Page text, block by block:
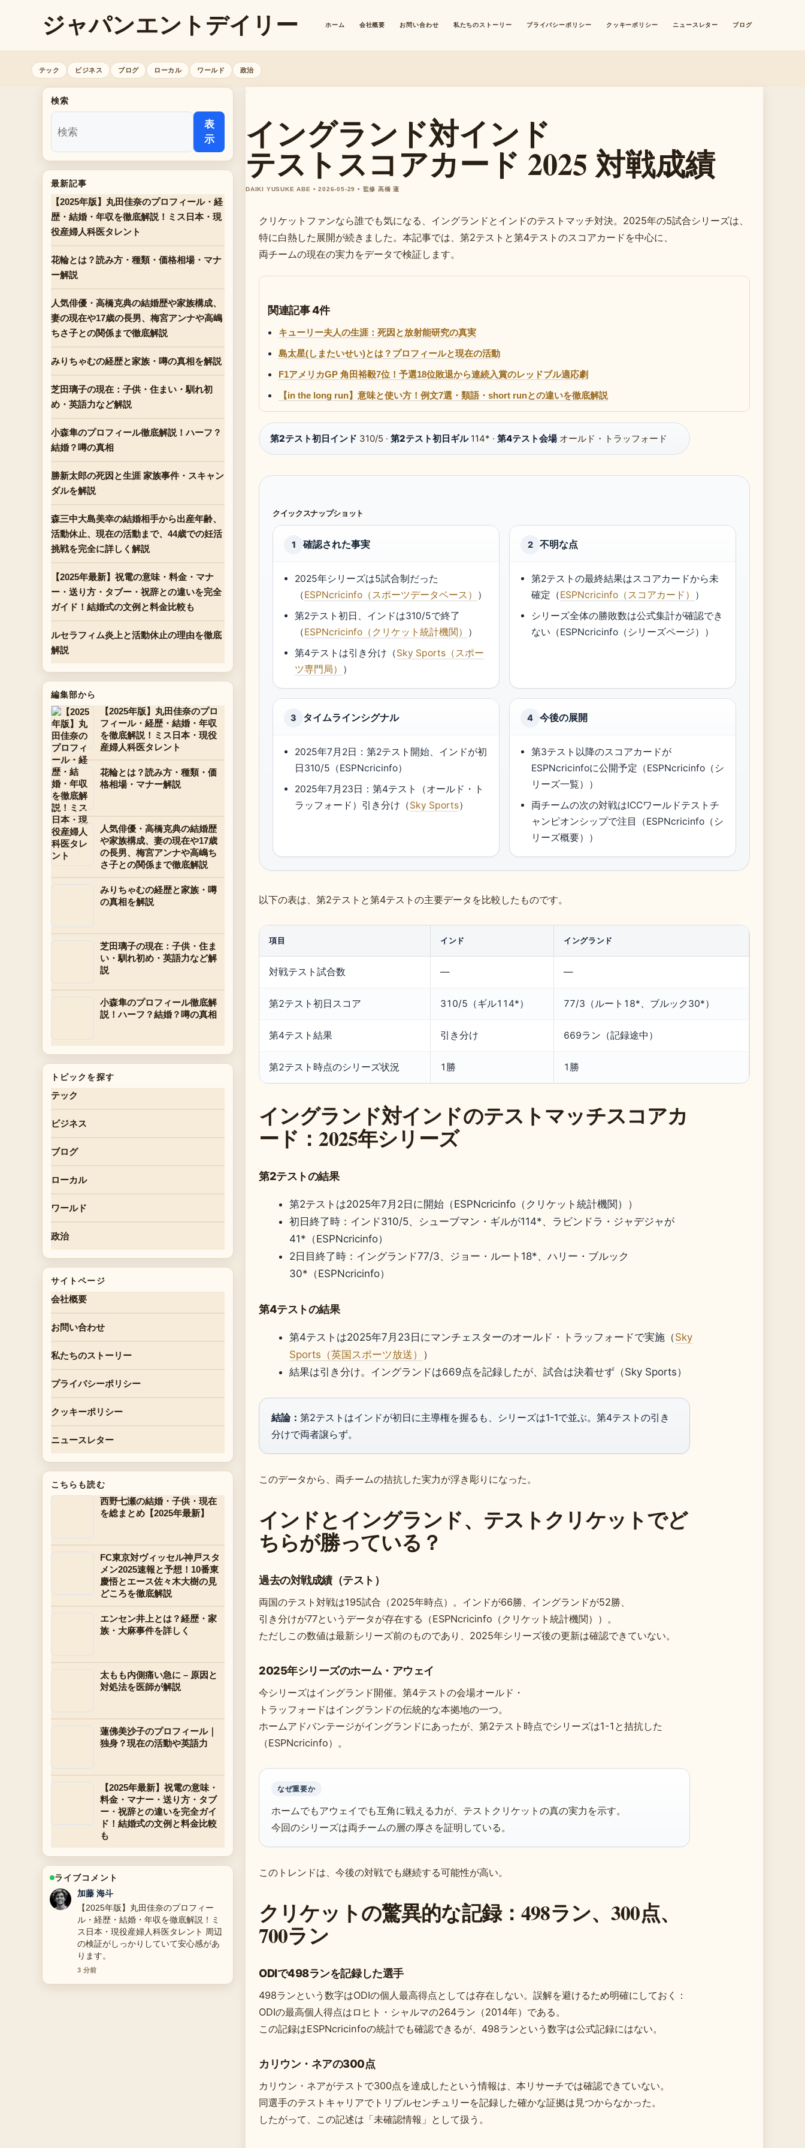
ジャパンエントデイリー ホーム 会社概要 お問い合わせ 私たちのストーリー プライバシーポリシー クッキーポリシー ニュースレター ブログ
テック ビジネス ブログ ローカル ワールド 政治
イングランド対インド
テストスコアカード 2025 対戦成績
DAIKI YUSUKE ABE • 2026-05-29 • 監修 高橋 蓮
クリケットファンなら誰でも気になる、イングランドとインドのテストマッチ対決。2025年の5試合シリーズは、
特に白熱した展開が続きました。本記事では、第2テストと第4テストのスコアカードを中心に、
両チームの現在の実力をデータで検証します。
関連記事 4件
キューリー夫人の生涯：死因と放射能研究の真実
島太星(しまたいせい)とは？プロフィールと現在の活動
F1アメリカGP 角田裕毅7位！予選18位敗退から連続入賞のレッドブル適応劇
【in the long run】意味と使い方！例文7選・類語・short runとの違いを徹底解説
第2テスト初日インド 310/5 · 第2テスト初日ギル114* · 第4テスト会場オールド・トラッフォード
クイックスナップショット
1 確認された事実
2025年シリーズは5試合制だった
（ESPNcricinfo（スポーツデータベース） ）
第2テスト初日、インドは310/5で終了
（ESPNcricinfo（クリケット統計機関） ）
第4テストは引き分け（Sky Sports（スポー
ツ専門局） ）
2 不明な点
第2テストの最終結果はスコアカードから未
確定（ESPNcricinfo（スコアカード） ）
シリーズ全体の勝敗数は公式集計が確認でき
ない（ESPNcricinfo（シリーズページ））
3 タイムラインシグナル
2025年7月2日：第2テスト開始、インドが初
日310/5（ESPNcricinfo）
2025年7月23日：第4テスト（オールド・ト
ラッフォード）引き分け（Sky Sports）
4 今後の展開
第3テスト以降のスコアカードが
ESPNcricinfoに公開予定（ESPNcricinfo（シ
リーズ一覧））
両チームの次の対戦はICCワールドテストチ
ャンピオンシップで注目（ESPNcricinfo（シ
リーズ概要））
以下の表は、第2テストと第4テストの主要データを比較したものです。
項目 インド イングランド
対戦テスト試合数 — —
第2テスト初日スコア 310/5（ギル114*） 77/3（ルート18*、ブルック30*）
第4テスト結果 引き分け 669ラン（記録途中）
第2テスト時点のシリーズ状況 1勝 1勝
イングランド対インドのテストマッチスコアカ
ード：2025年シリーズ
第2テストの結果
第2テストは2025年7月2日 に開始（ESPNcricinfo（クリケット統計機関））
初日終了時：インド310/5、シューブマン・ギルが114*、ラビンドラ・ジャデジャが
41*（ESPNcricinfo）
2日目終了時：イングランド77/3、ジョー・ルート18*、ハリー・ブルック
30*（ESPNcricinfo）
第4テストの結果
第4テストは2025年7月23日にマンチェスターのオールド・トラッフォードで実施（Sky
Sports（英国スポーツ放送） ）
結果は引き分け。イングランドは669点を記録したが、試合は決着せず（Sky Sports）
結論： 第2テストはインドが初日に主導権を握るも、シリーズは1-1で並ぶ。第4テストの引き
分けで両者譲らず。
このデータから、両チームの拮抗した実力が浮き彫りになった。
インドとイングランド、テストクリケットでど
ちらが勝っている？
過去の対戦成績（テスト）
両国のテスト対戦は195試合（2025年時点）。インドが66勝、イングランドが52勝、
引き分けが77というデータが存在する（ESPNcricinfo（クリケット統計機関））。
ただしこの数値は最新シリーズ前のものであり、2025年シリーズ後の更新は確認できていない。
2025年シリーズのホーム・アウェイ
今シリーズはイングランド開催。第4テストの会場オールド・
トラッフォードはイングランドの伝統的な本拠地の一つ。
ホームアドバンテージがイングランドにあったが、第2テスト時点でシリーズは1-1と拮抗した
（ESPNcricinfo）。
なぜ重要か
ホームでもアウェイでも互角に戦える力が、テストクリケットの真の実力を示す。
今回のシリーズは両チームの層の厚さを証明している。
このトレンドは、今後の対戦でも継続する可能性が高い。
クリケットの驚異的な記録：498ラン、300点、
700ラン
ODIで498ランを記録した選手
498ランという数字はODIの個人最高得点としては存在しない。誤解を避けるため明確にしておく：
ODIの最高個人得点はロヒト・シャルマの264ラン（2014年）である。
この記録はESPNcricinfoの統計でも確認できるが、498ランという数字は公式記録にはない。
カリウン・ネアの300点
カリウン・ネアがテストで300点を達成したという情報は、本リサーチでは確認できていない。
同選手のテストキャリアでトリプルセンチュリーを記録した確かな証拠は見つからなかった。
したがって、この記述は「未確認情報」として扱う。
検索
表
示
最新記事
【2025年版】丸田佳奈のプロフィール・経
歴・結婚・年収を徹底解説！ミス日本・現
役産婦人科医タレント
花輪とは？読み方・種類・価格相場・マナ
ー解説
人気俳優・高橋克典の結婚歴や家族構成、
妻の現在や17歳の長男、梅宮アンナや高嶋
ちさ子との関係まで徹底解説
みりちゃむの経歴と家族・噂の真相を解説
芝田璃子の現在：子供・住まい・馴れ初
め・英語力など解説
小森隼のプロフィール徹底解説！ハーフ？
結婚？噂の真相
勝新太郎の死因と生涯 家族事件・スキャン
ダルを解説
森三中大島美幸の結婚相手から出産年齢、
活動休止、現在の活動まで、44歳での妊活
挑戦を完全に詳しく解説
【2025年最新】祝電の意味・料金・マナ
ー・送り方・タブー・祝辞との違いを完全
ガイド！結婚式の文例と料金比較も
ルセラフィム炎上と活動休止の理由を徹底
解説
編集部から
【2025年版】丸田佳奈のプロ
フィール・経歴・結婚・年収
を徹底解説！ミス日本・現役
産婦人科医タレント
花輪とは？読み方・種類・価
格相場・マナー解説
人気俳優・高橋克典の結婚歴
や家族構成、妻の現在や17歳
の長男、梅宮アンナや高嶋ち
さ子との関係まで徹底解説
みりちゃむの経歴と家族・噂
の真相を解説
芝田璃子の現在：子供・住ま
い・馴れ初め・英語力など解
説
小森隼のプロフィール徹底解
説！ハーフ？結婚？噂の真相
トピックを探す
テック
ビジネス
ブログ
ローカル
ワールド
政治
サイトページ
会社概要
お問い合わせ
私たちのストーリー
プライバシーポリシー
クッキーポリシー
ニュースレター
こちらも読む
西野七瀬の結婚・子供・現在
を総まとめ【2025年最新】
FC東京対ヴィッセル神戸スタ
メン2025速報と予想！10番東
慶悟とエース佐々木大樹の見
どころを徹底解説
エンセン井上とは？経歴・家
族・大麻事件を詳しく
太もも内側痛い急に – 原因と
対処法を医師が解説
蓮佛美沙子のプロフィール｜
独身？現在の活動や英語力
【2025年最新】祝電の意味・
料金・マナー・送り方・タブ
ー・祝辞との違いを完全ガイ
ド！結婚式の文例と料金比較
も
ライブコメント
高橋 蓮
花輪とは？読み方・種類・価格相場・
マナー解説 の整理がとても分かりやす
いです。今日の中でも特に読みやすい
です。
5 分前